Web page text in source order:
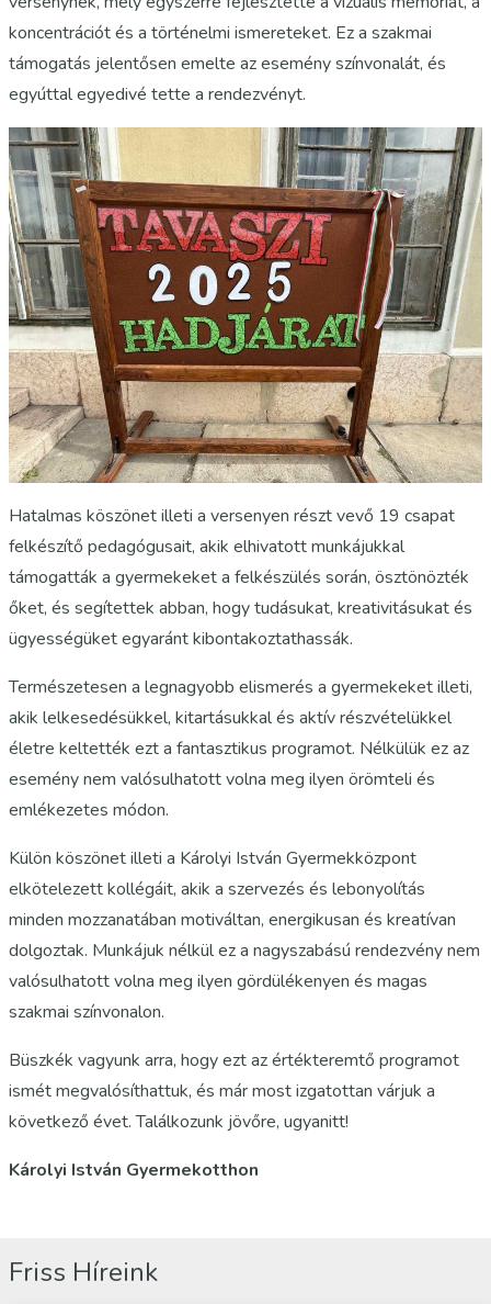
koncentrációt és a történelmi ismereteket. Ez a szakmai
támogatás jelentősen emelte az esemény színvonalát, és
egyúttal egyedivé tette a rendezvényt.
Hatalmas köszönet illeti a versenyen részt vevő 19 csapat
felkészítő pedagógusait, akik elhivatott munkájukkal
támogatták a gyermekeket a felkészülés során, ösztönözték
őket, és segítettek abban, hogy tudásukat, kreativitásukat és
ügyességüket egyaránt kibontakoztathassák.
Természetesen a legnagyobb elismerés a gyermekeket illeti,
akik lelkesedésükkel, kitartásukkal és aktív részvételükkel
életre keltették ezt a fantasztikus programot. Nélkülük ez az
esemény nem valósulhatott volna meg ilyen örömteli és
emlékezetes módon.
Külön köszönet illeti a Károlyi István Gyermekközpont
elkötelezett kollégáit, akik a szervezés és lebonyolítás
minden mozzanatában motiváltan, energikusan és kreatívan
dolgoztak. Munkájuk nélkül ez a nagyszabású rendezvény nem
valósulhatott volna meg ilyen gördülékenyen és magas
szakmai színvonalon.
Büszkék vagyunk arra, hogy ezt az értékteremtő programot
ismét megvalósíthattuk, és már most izgatottan várjuk a
következő évet. Találkozunk jövőre, ugyanitt!
Károlyi István Gyermekotthon
Friss Híreink